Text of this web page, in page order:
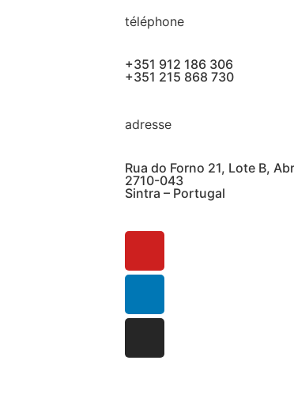
téléphone
+351 912 186 306
+351 215 868 730
adresse
Rua do Forno 21, Lote B,
2710-043
Sintra – Portugal